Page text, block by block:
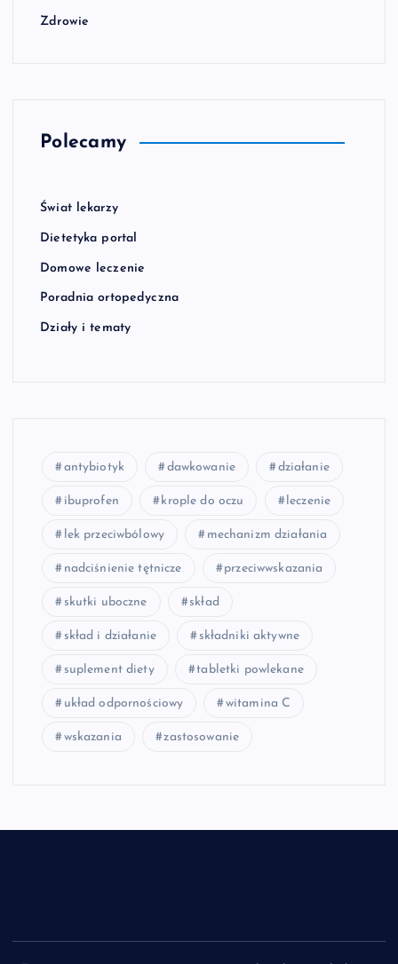
Zdrowie
Polecamy
Świat lekarzy
Dietetyka portal
Domowe leczenie
Poradnia ortopedyczna
Działy i tematy
antybiotyk dawkowanie działanie
ibuprofen krople do oczu leczenie
lek przeciwbólowy mechanizm działania
nadciśnienie tętnicze przeciwwskazania
skutki uboczne skład
skład i działanie składniki aktywne
suplement diety tabletki powlekane
układ odpornościowy witamina C
wskazania zastosowanie